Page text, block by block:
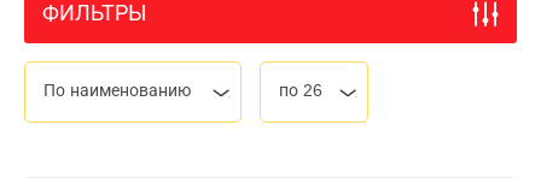
ФИЛЬТРЫ
По наименованию по 26